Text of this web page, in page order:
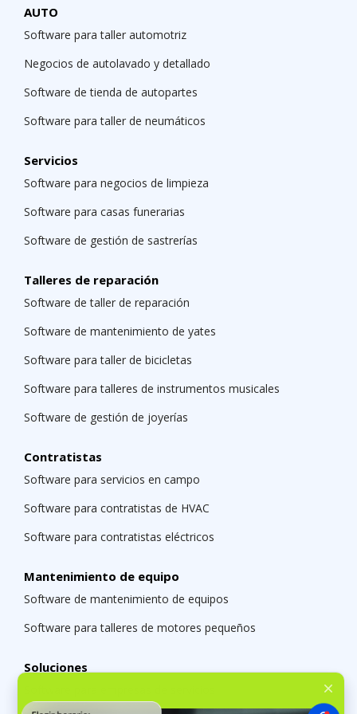
AUTO
Software para taller automotriz
Negocios de autolavado y detallado
Software de tienda de autopartes
Software para taller de neumáticos
Servicios
Software para negocios de limpieza
Software para casas funerarias
Software de gestión de sastrerías
Talleres de reparación
Software de taller de reparación
Software de mantenimiento de yates
Software para taller de bicicletas
Software para talleres de instrumentos musicales
Software de gestión de joyerías
Contratistas
Software para servicios en campo
Software para contratistas de HVAC
Software para contratistas eléctricos
Mantenimiento de equipo
Software de mantenimiento de equipos
Software para talleres de motores pequeños
Soluciones